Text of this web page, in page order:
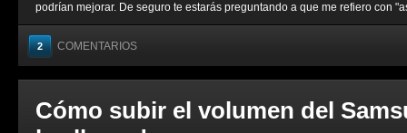
podrían mejorar. De seguro te estarás preguntando a que me refiero con
2 COMENTARIOS
Cómo subir el volumen del